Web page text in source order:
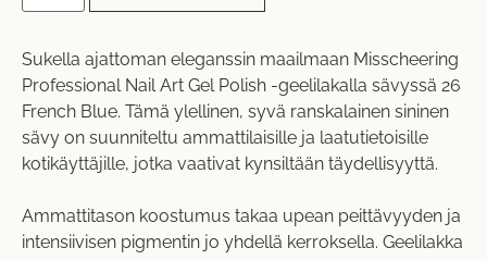
Sukella ajattoman eleganssin maailmaan Misscheering
Professional Nail Art Gel Polish -geelilakalla sävyssä 26
French Blue. Tämä ylellinen, syvä ranskalainen sininen
sävy on suunniteltu ammattilaisille ja laatutietoisille
kotikäyttäjille, jotka vaativat kynsiltään täydellisyyttä.
Ammattitason koostumus takaa upean peittävyyden ja
intensiivisen pigmentin jo yhdellä kerroksella. Geelilakka